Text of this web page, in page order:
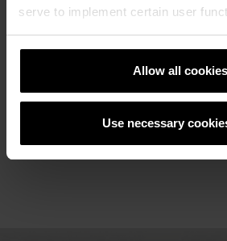
serve to implement certain user
Allow all cookies
Use necessary
Referetni objekti
POGLEDAJTE